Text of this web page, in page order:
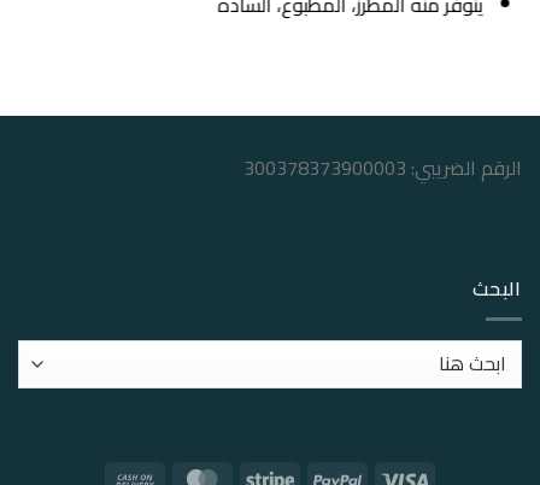
الرقم الضريبي: 300378373900003
البحث